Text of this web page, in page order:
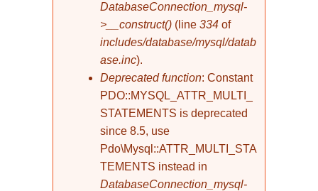
DatabaseConnection_mysql-
>__construct() (line 334 of
includes/database/mysql/datab
ase.inc).
Deprecated function: Constant
PDO::MYSQL_ATTR_MULTI_
STATEMENTS is deprecated
since 8.5, use
Pdo\Mysql::ATTR_MULTI_STA
TEMENTS instead in
DatabaseConnection_mysql-